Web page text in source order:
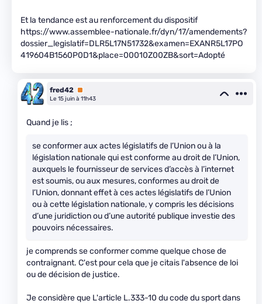
Et la tendance est au renforcement du dispositif
https://www.assemblee-nationale.fr/dyn/17/amendements?
dossier_legislatif=DLR5L17N51732&examen=EXANR5L17PO
419604B1560P0D1&place=00010Z00ZB&sort=Adopté
fred42 Premium
Le 15 juin à 11h43
Quand je lis ;
se conformer aux actes législatifs de l’Union ou à la
législation nationale qui est conforme au droit de l’Union,
auxquels le fournisseur de services d’accès à l’internet
est soumis, ou aux mesures, conformes au droit de
l’Union, donnant effet à ces actes législatifs de l’Union
ou à cette législation nationale, y compris les décisions
d’une juridiction ou d’une autorité publique investie des
pouvoirs nécessaires.
je comprends se conformer comme quelque chose de
contraignant. C'est pour cela que je citais l'absence de loi
ou de décision de justice.
Je considère que L'article L.333-10 du code du sport dans